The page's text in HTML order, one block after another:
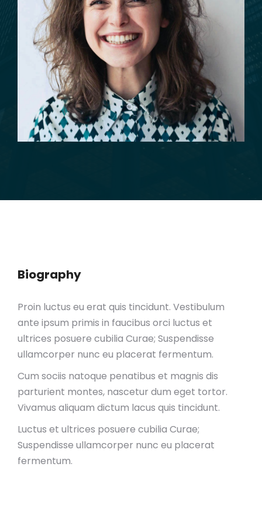
Biography
Proin luctus eu erat quis tincidunt. Vestibulum
ante ipsum primis in faucibus orci luctus et
ultrices posuere cubilia Curae; Suspendisse
ullamcorper nunc eu placerat fermentum.
Cum sociis natoque penatibus et magnis dis
parturient montes, nascetur dum eget tortor.
Vivamus aliquam dictum lacus quis tincidunt.
Luctus et ultrices posuere cubilia Curae;
Suspendisse ullamcorper nunc eu placerat
fermentum.